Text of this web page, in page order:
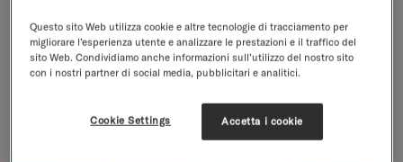
Questo sito Web utilizza cookie e altre tecnologie di tracciamento per
migliorare l’esperienza utente e analizzare le prestazioni e il traffico del
sito Web. Condividiamo anche informazioni sull’utilizzo del nostro sito
con i nostri partner di social media, pubblicitari e analitici.
Accetta i cookie
Cookie Settings